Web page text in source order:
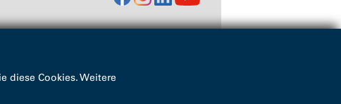
diese Cookies. Weitere